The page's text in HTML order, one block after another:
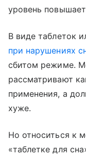
уровень
В виде таблеток
при нарушениях
сбитом режиме.
рассматривают
применения, а
хуже.
Но относиться к
«таблетке для